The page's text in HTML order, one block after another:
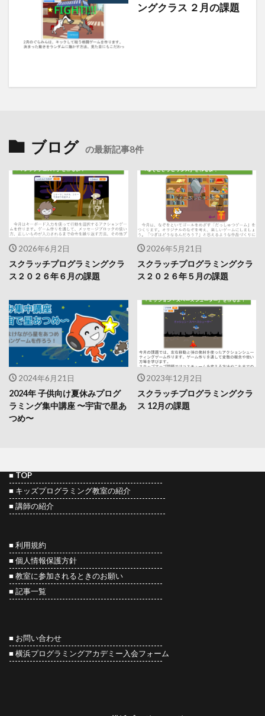
ングクラス ２月の課題
ブログ の最新記事8件
2026年6月2日
スクラッチプログラミングクラ
ス２０２６年６月の課題
2026年5月21日
スクラッチプログラミングクラ
ス２０２６年５月の課題
2024年6月21日
2024年 子供向け夏休みプログ
ラミング集中講座 〜宇宙で星あ
つめ〜
2023年12月2日
スクラッチプログラミングクラ
ス 12月の課題
■ TOP
----------------------------------------------------
■ キッズプログラミング教室の紹介
-----------------------------------------------------
■ 講師の紹介
-----------------------------------------------------
■ 利用規約
----------------------------------------------------
■ 個人情報保護方針
----------------------------------------------------
■ 教室に参加されるときのお願い
----------------------------------------------------
■ 記事一覧
----------------------------------------------------
■ お問い合わせ
----------------------------------------------------
■ 横浜プログラミングアカデミー入会フォーム
----------------------------------------------------